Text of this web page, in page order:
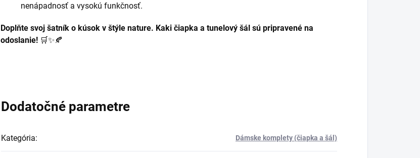
nenápadnosť a vysokú funkčnosť.
Doplňte svoj šatník o kúsok v štýle nature. Kaki čiapka a tunelový šál sú pripravené na
odoslanie! 🛒✨🍂
Dodatočné parametre
Kategória: Dámske komplety (čiapka a šál)